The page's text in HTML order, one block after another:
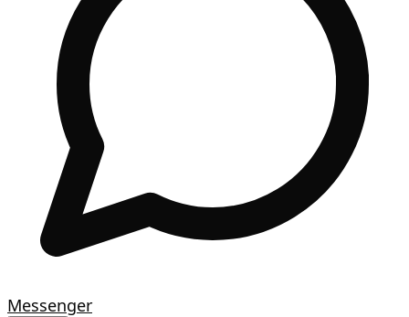
Messenger